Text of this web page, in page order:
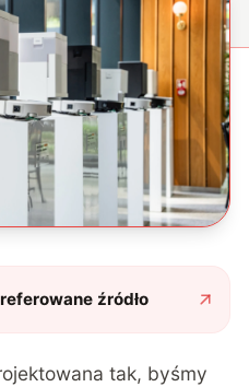
źródło
tak, byśmy